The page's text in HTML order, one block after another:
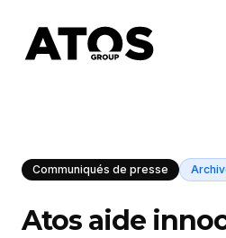
Communiqués de presse
Atos aide